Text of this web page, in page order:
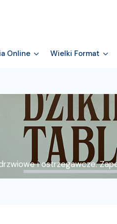
Online Wielki Format
i ostrzegawcze.